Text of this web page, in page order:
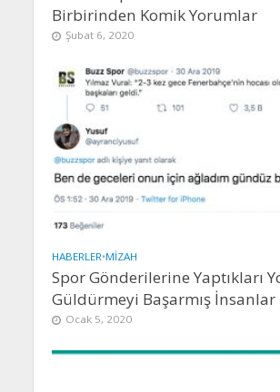
Birbirinden Komik Yorumlar
Şubat 6, 2020
HABERLER•MIZAH
Spor Gönderilerine Yaptıkları
Güldürmeyi Başarmış İnsanlar
Ocak 5, 2020